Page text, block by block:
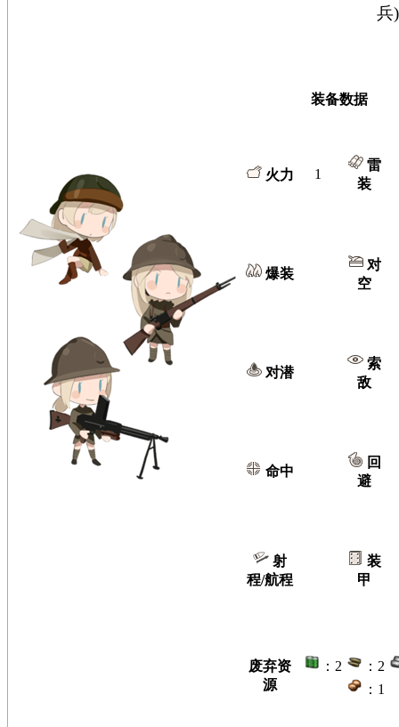
兵)
装备数据
火力 1
雷
装
爆装
对
空
对潜
索
敌
命中
回
避
射
程/航程
装
甲
废弃资
源
：2
：2
：1